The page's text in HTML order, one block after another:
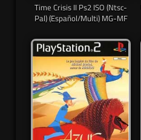
Time Crisis II Ps2 ISO (Ntsc-
Pal) (Español/Multi) MG-MF